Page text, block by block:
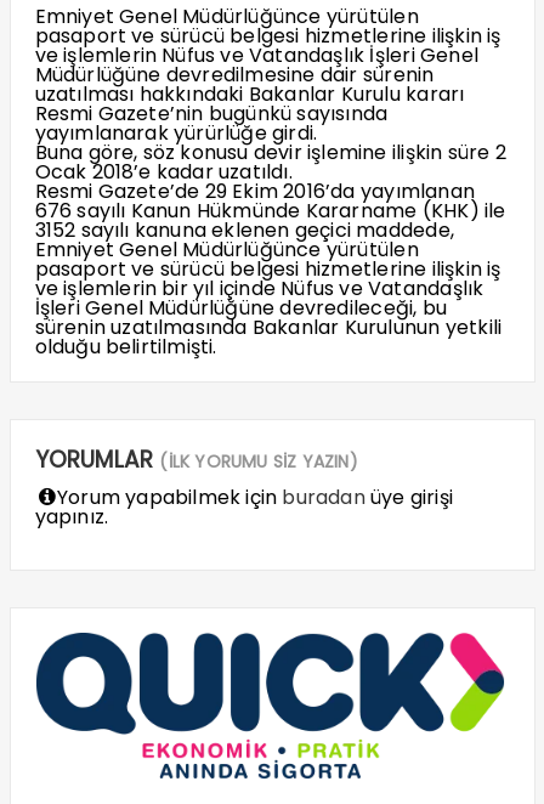
Emniyet Genel Müdürlüğünce yürütülen
pasaport ve sürücü belgesi hizmetlerine ilişkin iş
ve işlemlerin Nüfus ve Vatandaşlık İşleri Genel
Müdürlüğüne devredilmesine dair sürenin
uzatılması hakkındaki Bakanlar Kurulu kararı
Resmi Gazete’nin bugünkü sayısında
yayımlanarak yürürlüğe girdi.
Buna göre, söz konusu devir işlemine ilişkin süre 2
Ocak 2018’e kadar uzatıldı.
Resmi Gazete’de 29 Ekim 2016’da yayımlanan
676 sayılı Kanun Hükmünde Kararname (KHK) ile
3152 sayılı kanuna eklenen geçici maddede,
Emniyet Genel Müdürlüğünce yürütülen
pasaport ve sürücü belgesi hizmetlerine ilişkin iş
ve işlemlerin bir yıl içinde Nüfus ve Vatandaşlık
İşleri Genel Müdürlüğüne devredileceği, bu
sürenin uzatılmasında Bakanlar Kurulunun yetkili
olduğu belirtilmişti.
YORUMLAR (İLK YORUMU SİZ YAZIN)
Yorum yapabilmek için buradanüye girişi
yapınız.